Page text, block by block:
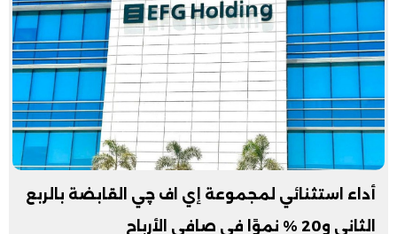
أداء استثنائي لمجموعة إي اف چي القابضة بالربع
الثاني و20 % نموًا في صافي الأرباح